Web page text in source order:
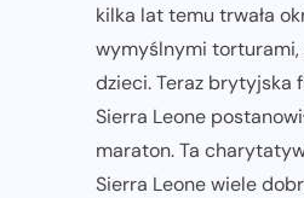
kilka lat temu trwała
wymyślnymi torturami,
dzieci. Teraz brytyjska
Sierra Leone
maraton. Ta
Sierra Leone wiele